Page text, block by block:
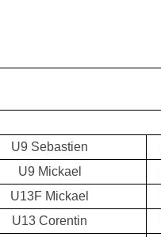
U9 Sebastien
U9 Mickael
U13F Mickael
U13 Corentin